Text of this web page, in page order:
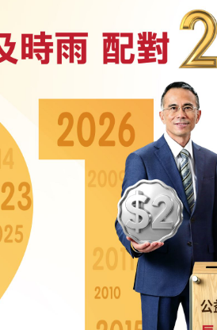
香港保險產品仍具競爭力
時遭近距離槍殺，墨總統發聲，